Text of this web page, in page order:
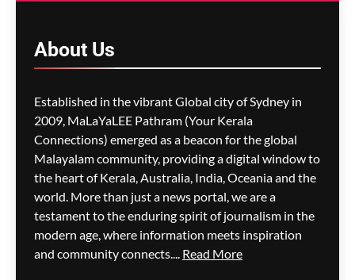
ago
0
ലയണൽ മെസിയെ
‘മെസി’യാക്കിയ പിതാവ്;
ജോർജെ മെസിയുടെ
വിയോഗത്തിൽ
ഓർമകളായി ആ യാത്ര
മെഹ്റു ഇസ്മായില്‍
9 minutes
ago
0
About Us
Established in the vibrant Global city of Sydney in
2009, MaLaYaLEE Pathram (Your Kerala
Connections) emerged as a beacon for the global
Malayalam community, providing a digital window to
the heart of Kerala, Australia, India, Oceania and the
world. More than just a news portal, we are a
testament to the enduring spirit of journalism in the
modern age, where information meets inspiration
and community connects.... Read More